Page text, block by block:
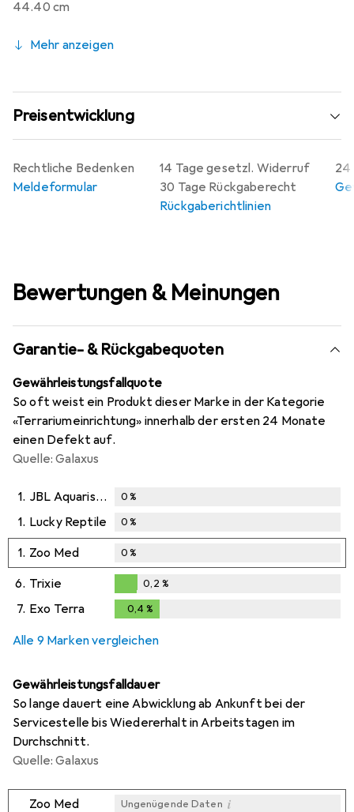
44.40 cm
Mehr anzeigen
Preisentwicklung
14 Tage gesetzl. Widerruf
30 Tage Rückgaberecht
Rückgaberichtlinien
24
Rechtliche Bedenken
Meldeformular
Bewertungen & Meinungen
Garantie- & Rückgabequoten
Gewährleistungsfallquote
So oft weist ein Produkt dieser Marke in der Kategorie
«Terrariumeinrichtung» innerhalb der ersten 24 Monate
einen Defekt auf.
Quelle: Galaxus
1. JBL Aquaristik und Terraristik 0%
1. Lucky Reptile 0%
1. Zoo Med 0%
6. Trixie
0,2%
0,2 %
7. Exo Terra 0,4 %
Alle 9 Marken vergleichen
Gewährleistungsfalldauer
So lange dauert eine Abwicklung ab Ankunft bei der
Servicestelle bis Wiedererhalt in Arbeitstagen im
Durchschnitt.
Quelle: Galaxus
Zoo Med Ungenügende Daten i